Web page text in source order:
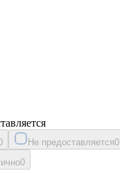
Не предоставляется0
0